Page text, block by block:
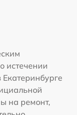
истечении
на ремонт,